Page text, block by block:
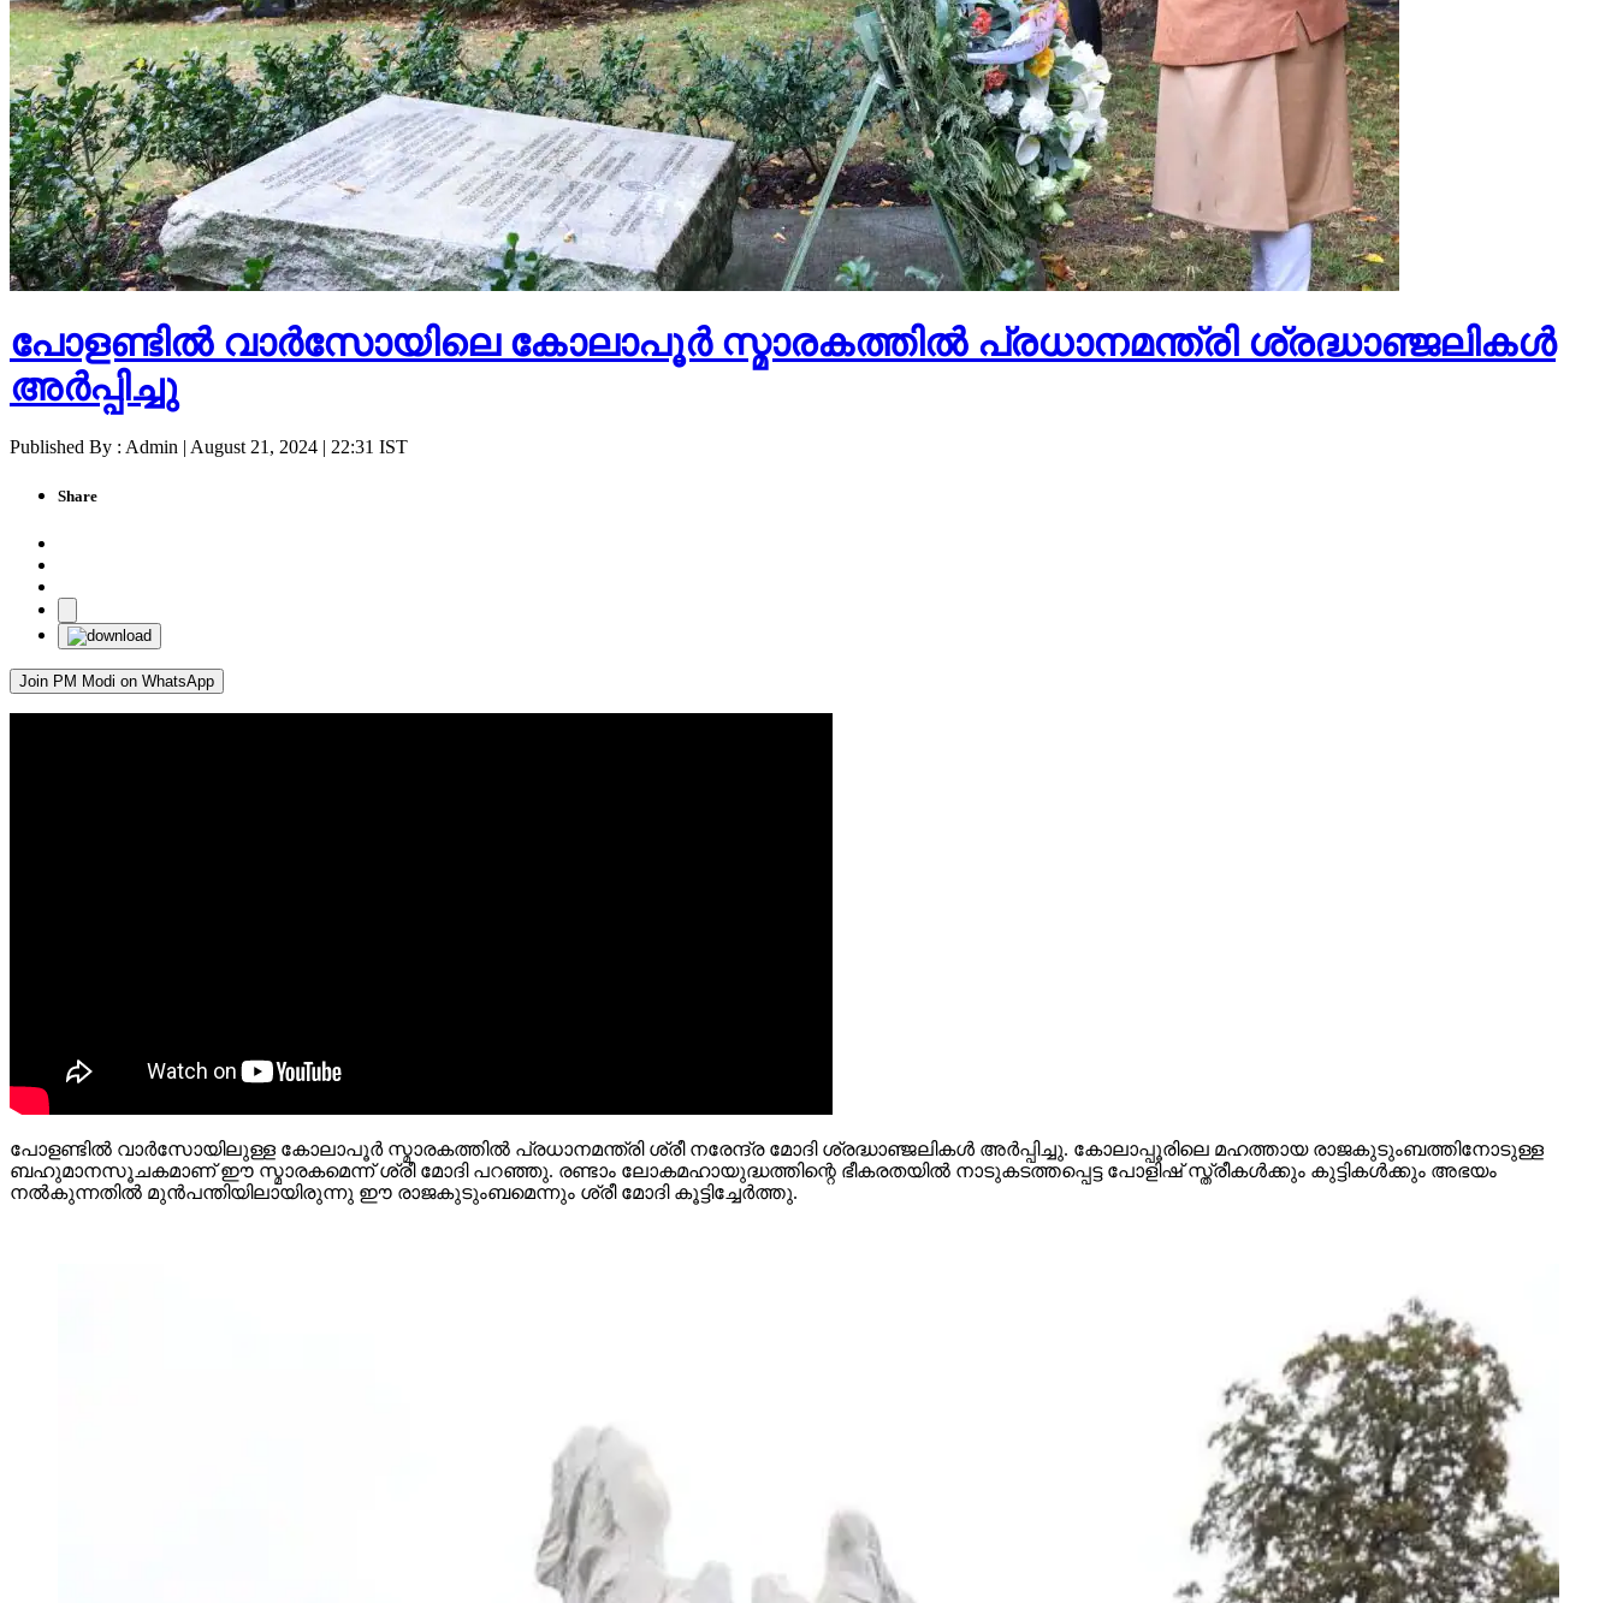
പോളണ്ടില്‍ വാര്‍സോയിലെ കോലാപൂര്‍ സ്മാരകത്തില്‍ പ്രധാനമന്ത്രി ശ്രദ്ധാഞ്ജലികള്‍
അര്‍പ്പിച്ചു
Published By : Admin | August 21, 2024 | 22:31 IST
Share
Join PM Modi on WhatsApp
പോളണ്ടില്‍ വാര്‍സോയിലുള്ള കോലാപൂര്‍ സ്മാരകത്തില്‍ പ്രധാനമന്ത്രി ശ്രീ നരേന്ദ്ര മോദി ശ്രദ്ധാഞ്ജലികള്‍ അര്‍പ്പിച്ചു. കോലാപ്പൂരിലെ മഹത്തായ രാജകുടുംബത്തിനോടുള്ള
ബഹുമാനസൂചകമാണ് ഈ സ്മാരകമെന്ന് ശ്രീ മോദി പറഞ്ഞു. രണ്ടാം ലോകമഹായുദ്ധത്തിന്റെ ഭീകരതയില്‍ നാടുകടത്തപ്പെട്ട പോളിഷ് സ്ത്രീകള്‍ക്കും കുട്ടികള്‍ക്കും അഭയം
നല്‍കുന്നതില്‍ മുന്‍പന്തിയിലായിരുന്നു ഈ രാജകുടുംബമെന്നും ശ്രീ മോദി കൂട്ടിച്ചേര്‍ത്തു.